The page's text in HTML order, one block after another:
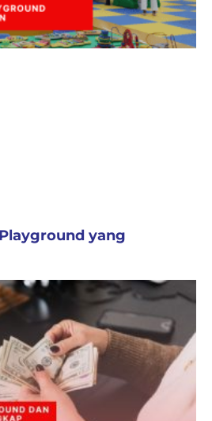
yang